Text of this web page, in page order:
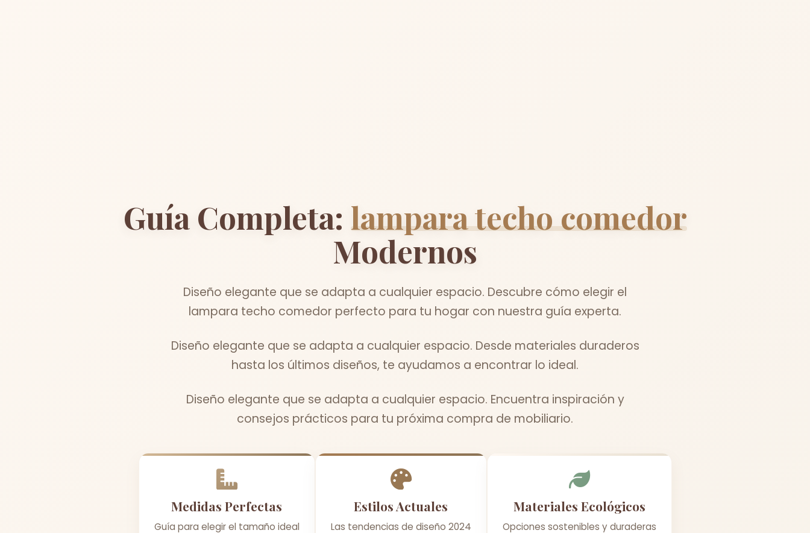
Guía Completa: lampara techo comedor
Modernos
Diseño elegante que se adapta a cualquier espacio. Descubre cómo elegir el
lampara techo comedor perfecto para tu hogar con nuestra guía experta.
Diseño elegante que se adapta a cualquier espacio. Desde materiales duraderos
hasta los últimos diseños, te ayudamos a encontrar lo ideal.
Diseño elegante que se adapta a cualquier espacio. Encuentra inspiración y
consejos prácticos para tu próxima compra de mobiliario.
Medidas Perfectas
Guía para elegir el tamaño ideal
Estilos Actuales
Las tendencias de diseño 2024
Materiales Ecológicos
Opciones sostenibles y duraderas